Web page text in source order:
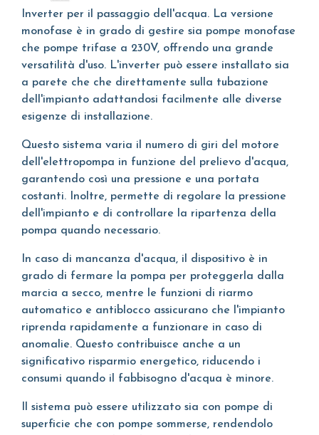
Inverter per il passaggio dell'acqua. La versione
monofase è in grado di gestire sia pompe monofase
che pompe trifase a 230V, offrendo una grande
versatilità d'uso. L'inverter può essere installato sia
a parete che che direttamente sulla tubazione
dell'impianto adattandosi facilmente alle diverse
esigenze di installazione.
Questo sistema varia il numero di giri del motore
dell'elettropompa in funzione del prelievo d'acqua,
garantendo così una pressione e una portata
costanti. Inoltre, permette di regolare la pressione
dell'impianto e di controllare la ripartenza della
pompa quando necessario.
In caso di mancanza d'acqua, il dispositivo è in
grado di fermare la pompa per proteggerla dalla
marcia a secco, mentre le funzioni di riarmo
automatico e antiblocco assicurano che l'impianto
riprenda rapidamente a funzionare in caso di
anomalie. Questo contribuisce anche a un
significativo risparmio energetico, riducendo i
consumi quando il fabbisogno d'acqua è minore.
Il sistema può essere utilizzato sia con pompe di
superficie che con pompe sommerse, rendendolo